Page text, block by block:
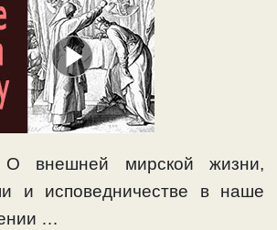
О внешней мирской жизни,
и исповедничестве в наше
…